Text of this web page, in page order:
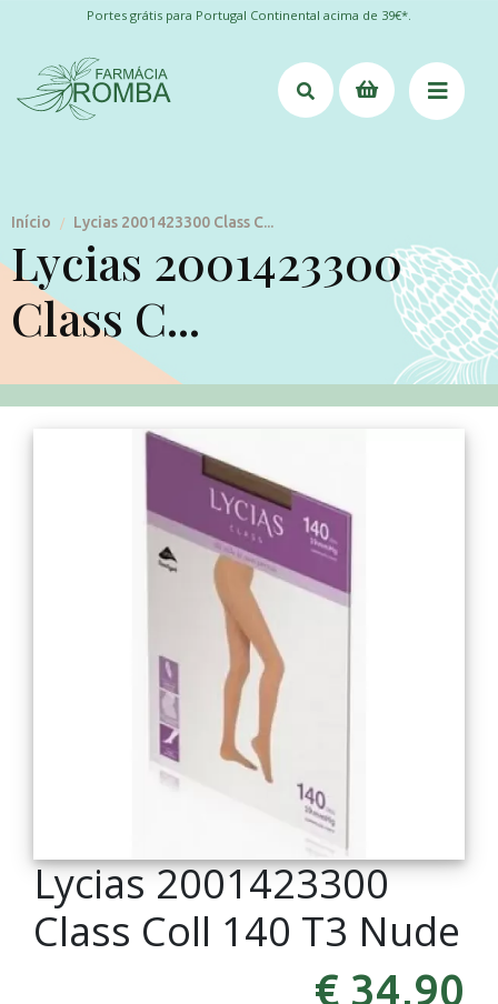
Portes grátis para Portugal Continental acima de 39€*.
Início / Lycias 2001423300 Class C...
Lycias 2001423300
Class C...
Lycias 2001423300
Class Coll 140 T3 Nude
€ 34,90